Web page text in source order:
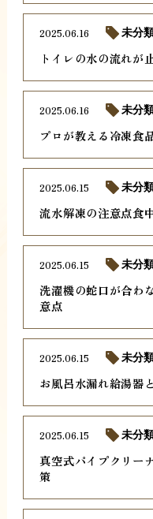
トイレの水の流れが
2025.06.16 未分
プロが教える冷凍食
2025.06.16 未分
流水解凍の注意点食
2025.06.15 未分
洗濯機の蛇口が合わ
意点
2025.06.15 未分
お風呂水漏れ給湯器
2025.06.15 未分
真空式パイプクリー
策
2025.06.15 未分